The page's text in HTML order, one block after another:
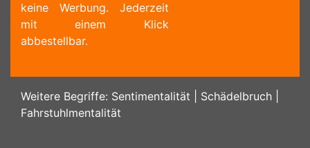
keine Werbung. Jederzeit
mit einem Klick
abbestellbar.
Weitere Begriffe: Sentimentalität Schädelbruch
Fahrstuhlmentalität